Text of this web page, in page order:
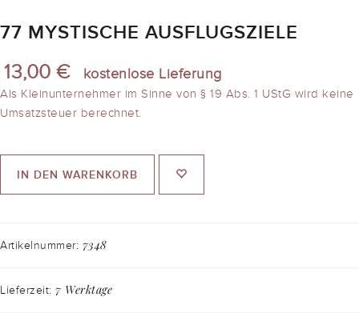
77 MYSTISCHE AUSFLUGSZIELE
13,00 € kostenlose Lieferung
Als Kleinunternehmer im Sinne von § 19 Abs. 1 UStG wird keine
Umsatzsteuer berechnet.
IN DEN WARENKORB
Artikelnummer: 7348
Lieferzeit: 7 Werktage